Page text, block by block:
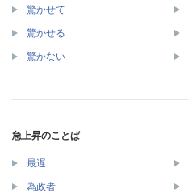
驚かせて
驚かせる
驚かない
急上昇のことば
最遅
為政者